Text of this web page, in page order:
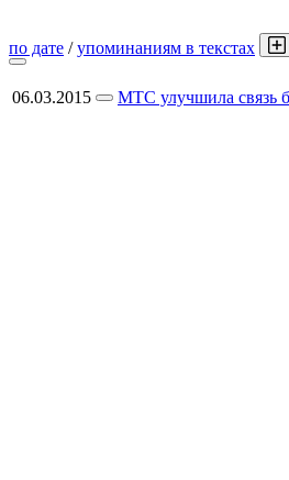
по дате /упоминаниям в текстах
06.03.2015 МТС улучшила связь